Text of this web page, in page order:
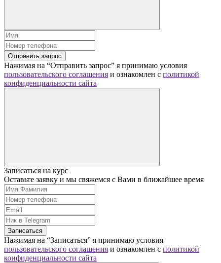
Отправить запрос
Нажимая на “Отправить запрос” я принимаю условия
пользовательского соглашения и ознакомлен с политикой
конфиденциальности сайта
Записаться на курс
Оставьте заявку и мы свяжемся с Вами в ближайшее время
Записаться
Нажимая на “Записаться” я принимаю условия
пользовательского соглашения и ознакомлен с политикой
конфиденциальности сайта